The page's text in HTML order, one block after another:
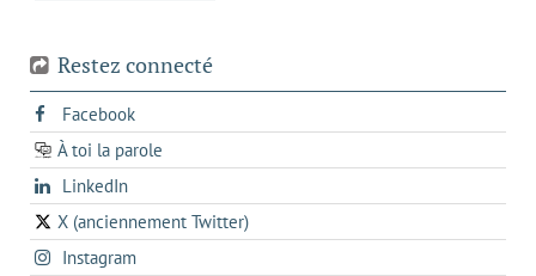
Restez connecté
Facebooks'ouvre
dans
un
onglet
À toi la parole
opens
in
a
new
tab
LinkedInopens
in
a
new
X (anciennement Twitter)
s'ouvre
dansInstagrams'ouvre